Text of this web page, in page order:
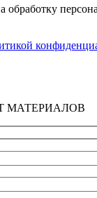
обработку
МАТЕРИАЛОВ